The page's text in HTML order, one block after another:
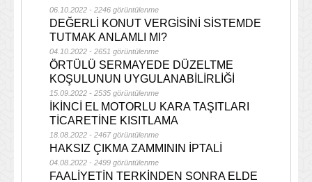
06.10.2022 - 2246 görüntülenme
DEĞERLİ KONUT VERGİSİNİ SİSTEMDE
TUTMAK ANLAMLI MI?
04.10.2022 - 2651 görüntülenme
ÖRTÜLÜ SERMAYEDE DÜZELTME
KOŞULUNUN UYGULANABİLİRLİĞİ
15.09.2022 - 2535 görüntülenme
İKİNCİ EL MOTORLU KARA TAŞITLARI
TİCARETİNE KISITLAMA
18.08.2022 - 2467 görüntülenme
HAKSIZ ÇIKMA ZAMMININ İPTALİ
04.08.2022 - 2499 görüntülenme
FAALİYETİN TERKİNDEN SONRA ELDE